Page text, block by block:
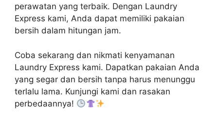
perawatan yang terbaik. Dengan Laundry
Express kami, Anda dapat memiliki pakaian
bersih dalam hitungan jam.
Coba sekarang dan nikmati kenyamanan
Laundry Express kami. Dapatkan pakaian Anda
yang segar dan bersih tanpa harus menunggu
terlalu lama. Kunjungi kami dan rasakan
perbedaannya!